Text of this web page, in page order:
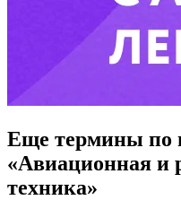
Еще термины по
«Авиационная и
техника»